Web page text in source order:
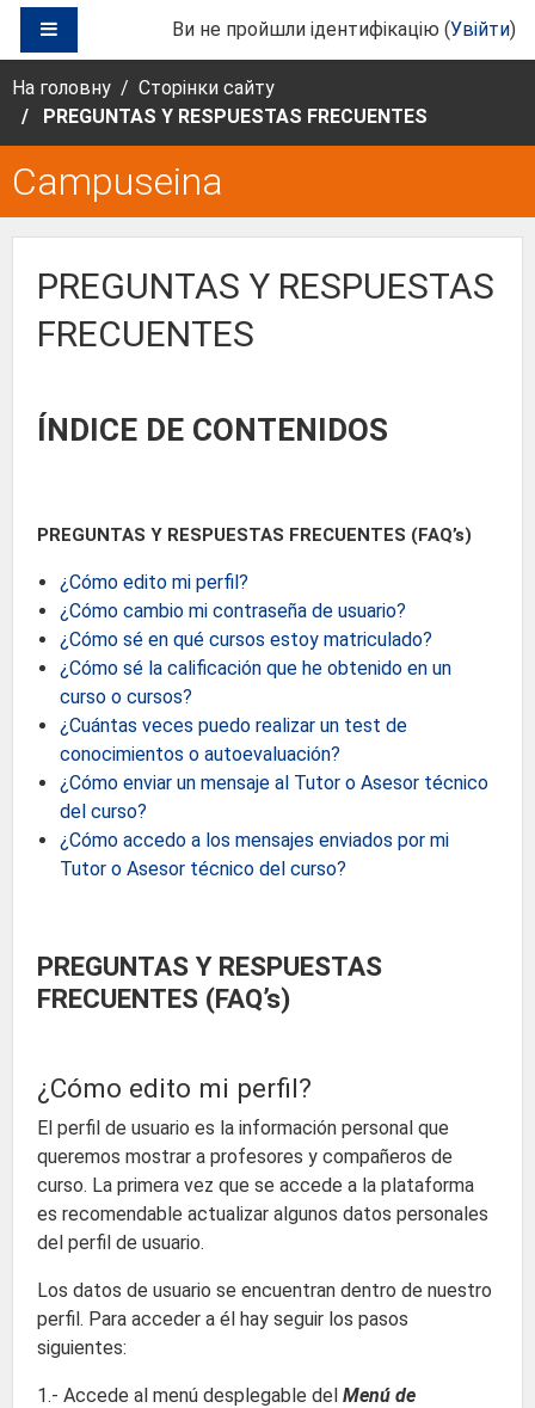
Перейти до головного вмісту
БОКОВА ПАНЕЛЬВи не пройшли ідентифікацію (Увійти)
На головну
Сторінки сайту
PREGUNTAS Y RESPUESTAS FRECUENTES
Campuseina
PREGUNTAS Y RESPUESTAS
FRECUENTES
ÍNDICE DE CONTENIDOS
PREGUNTAS Y RESPUESTAS FRECUENTES (FAQ’s)
¿Cómo edito mi perfil?
¿Cómo cambio mi contraseña de usuario?
¿Cómo sé en qué cursos estoy matriculado?
¿Cómo sé la calificación que he obtenido en un
curso o cursos?
¿Cuántas veces puedo realizar un test de
conocimientos o autoevaluación?
¿Cómo enviar un mensaje al Tutor o Asesor técnico
del curso?
¿Cómo accedo a los mensajes enviados por mi
Tutor o Asesor técnico del curso?
PREGUNTAS Y RESPUESTAS
FRECUENTES (FAQ’s)
¿Cómo edito mi perfil?
El perfil de usuario es la información personal que
queremos mostrar a profesores y compañeros de
curso. La primera vez que se accede a la plataforma
es recomendable actualizar algunos datos personales
del perfil de usuario.
Los datos de usuario se encuentran dentro de nuestro
perfil. Para acceder a él hay seguir los pasos
siguientes:
1.- Accede al menú desplegable del Menú de